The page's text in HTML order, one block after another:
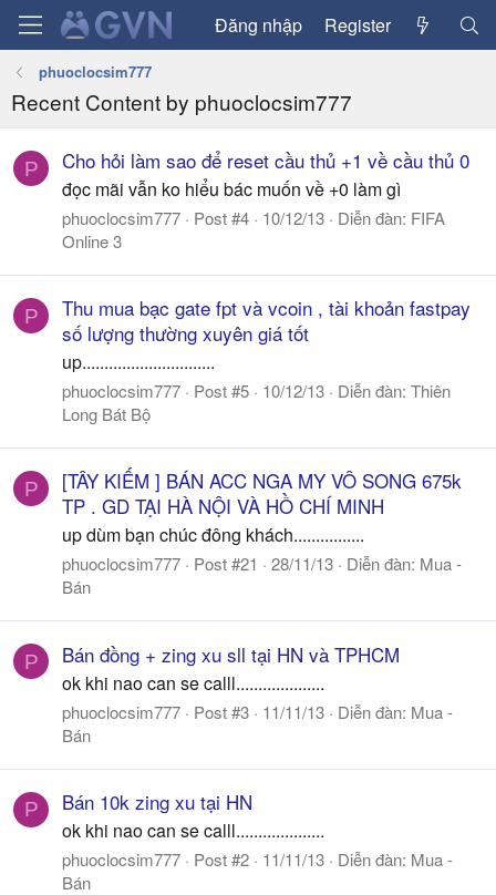
Đăng nhập Register
phuoclocsim777
Recent Content by phuoclocsim777
P Cho hỏi làm sao để reset cầu thủ +1 về cầu thủ 0
đọc mãi vẫn ko hiểu bác muốn về +0 làm gì
phuoclocsim777 Post #4 10/12/13 Diễn đàn: FIFA
Online 3
P
Thu mua bạc gate fpt và vcoin , tài khoản fastpay
số lượng thường xuyên giá tốt
up..............................
phuoclocsim777 Post #5 10/12/13 Diễn đàn: Thiên
Long Bát Bộ
P
[TÂY KIẾM ] BÁN ACC NGA MY VÔ SONG 675k
TP . GD TẠI HÀ NỘI VÀ HỒ CHÍ MINH
up dùm bạn chúc đông khách................
phuoclocsim777 Post #21 28/11/13 Diễn đàn: Mua -
Bán
P Bán đồng + zing xu sll tại HN và TPHCM
ok khi nao can se calll....................
phuoclocsim777 Post #3 11/11/13 Diễn đàn: Mua -
Bán
P Bán 10k zing xu tại HN
ok khi nao can se calll....................
phuoclocsim777 Post #2 11/11/13 Diễn đàn: Mua -
Bán